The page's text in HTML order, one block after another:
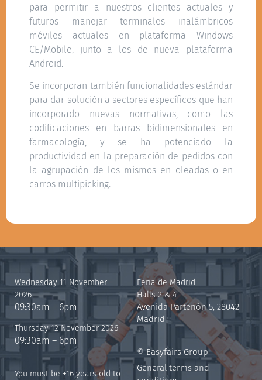
para permitir a nuestros clientes actuales y
futuros manejar terminales inalámbricos
móviles actuales en plataforma Windows
CE/Mobile, junto a los de nueva plataforma
Android.
Se incorporan también funcionalidades estándar
para dar solución a sectores específicos que han
incorporado nuevas normativas, como las
codificaciones en barras bidimensionales en
farmacología, y se ha potenciado la
productividad en la preparación de pedidos con
la agrupación de los mismos en oleadas o en
carros multipicking.
Wednesday 11 November
2026
09:30am – 6pm
Thursday 12 November 2026
09:30am – 6pm
You must be +16 years old to
Feria de Madrid
Halls 2 & 4
Avenida Partenón 5, 28042
Madrid
© Easyfairs Group
General terms and